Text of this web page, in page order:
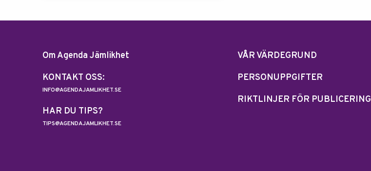
Om Agenda Jämlikhet
KONTAKT OSS:
INFO@AGENDAJAMLIKHET.SE
HAR DU TIPS?
TIPS@AGENDAJAMLIKHET.SE
VÅR VÄRDEGRUND
PERSONUPPGIFTER
RIKTLINJER FÖR PUBLICERING